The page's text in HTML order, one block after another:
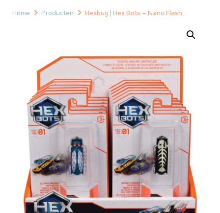
Home Producten Hexbug | Hex Bots – Nano Flash